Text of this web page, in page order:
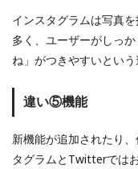
インスタグラムは写真
多く、ユーザーがしっ
ね」がつきやすいという
違い⑤機能
新機能が追加されたり
タグラムとTwitterでは